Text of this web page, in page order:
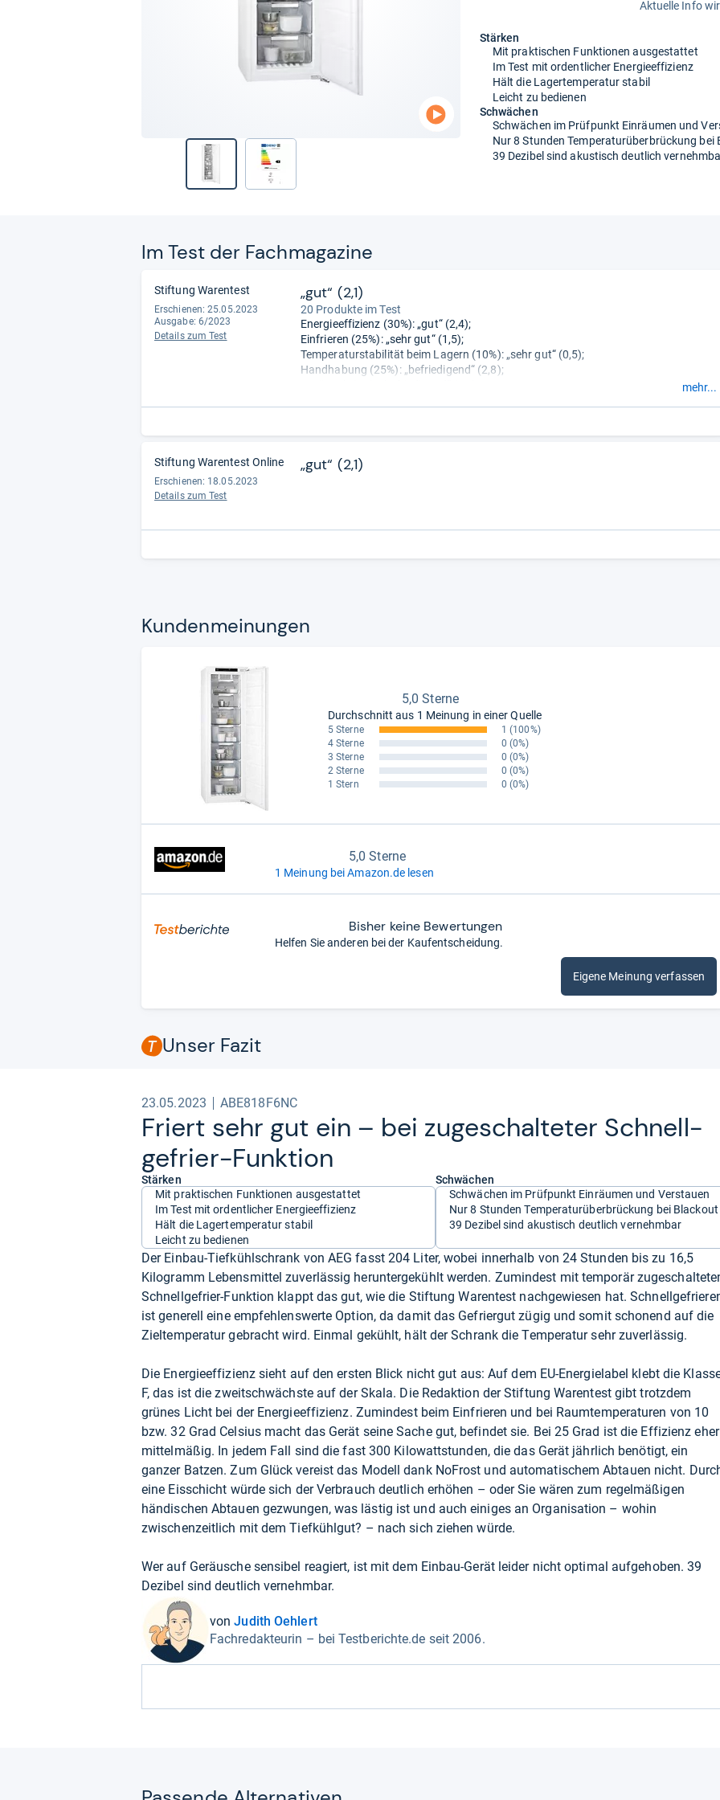
Aktuelle Info
Stärken
Mit praktischen Funktionen ausgestattet
Im Test mit ordentlicher Energieeffizienz
Hält die Lagertemperatur stabil
Leicht zu bedienen
Schwächen
Schwächen im Prüfpunkt Einräumen und
Nur 8 Stunden Temperaturüberbrückung bei
39 Dezibel sind akustisch deutlich
Im Test der Fach­ma­ga­zine
Stiftung Warentest
Erschienen: 25.05.2023
Ausgabe: 6/2023
Details zum Test
„gut“ (2,1)
20 Produkte im Test
Energieeffizienz (30%): „gut“ (2,4);
Einfrieren (25%): „sehr gut“ (1,5);
Temperaturstabilität beim Lagern (10%): „sehr gut“ (0,5);
Handhabung (25%): „befriedigend“ (2,8);
mehr...
Stiftung Warentest Online
Erschienen: 18.05.2023
Details zum Test
„gut“ (2,1)
Kun­den­mei­nun­gen
5,0 Sterne
Durchschnitt aus 1 Meinung in einer Quelle
5 Sterne 1 (100%)
4 Sterne
0 (0%)
3 Sterne
0 (0%)
2 Sterne
0 (0%)
1 Stern
0 (0%)
5,0 Sterne
1 Meinung bei Amazon.de lesen
Bisher keine Bewertungen
Helfen Sie anderen bei der Kaufentscheidung.
Eigene Meinung verfassen
Unser Fazit
23.05.2023 ABE818F6NC
Friert sehr gut ein – bei zuge­schal­te­ter Schnell­
ge­frier-​Funk­tion
Stärken
Mit praktischen Funktionen ausgestattet
Im Test mit ordentlicher Energieeffizienz
Hält die Lagertemperatur stabil
Leicht zu bedienen
Schwächen
Schwächen im Prüfpunkt Einräumen und Verstauen
Nur 8 Stunden Temperaturüberbrückung bei Blackout
39 Dezibel sind akustisch deutlich vernehmbar
Der Einbau-Tiefkühlschrank von AEG fasst 204 Liter, wobei innerhalb von 24 Stunden bis zu 16,5
Kilogramm Lebensmittel zuverlässig heruntergekühlt werden. Zumindest mit temporär
Schnellgefrier-Funktion klappt das gut, wie die Stiftung Warentest nachgewiesen hat.
ist generell eine empfehlenswerte Option, da damit das Gefriergut zügig und somit schonend auf die
Zieltemperatur gebracht wird. Einmal gekühlt, hält der Schrank die Temperatur sehr zuverlässig.
Die Energieeffizienz sieht auf den ersten Blick nicht gut aus: Auf dem EU-Energielabel klebt die
F, das ist die zweitschwächste auf der Skala. Die Redaktion der Stiftung Warentest gibt trotzdem
grünes Licht bei der Energieeffizienz. Zumindest beim Einfrieren und bei Raumtemperaturen von 10
bzw. 32 Grad Celsius macht das Gerät seine Sache gut, befindet sie. Bei 25 Grad ist die Effizienz eher
mittelmäßig. In jedem Fall sind die fast 300 Kilowattstunden, die das Gerät jährlich benötigt, ein
ganzer Batzen. Zum Glück vereist das Modell dank NoFrost und automatischem Abtauen nicht.
eine Eisschicht würde sich der Verbrauch deutlich erhöhen – oder Sie wären zum regelmäßigen
händischen Abtauen gezwungen, was lästig ist und auch einiges an Organisation – wohin
zwischenzeitlich mit dem Tiefkühlgut? – nach sich ziehen würde.
Wer auf Geräusche sensibel reagiert, ist mit dem Einbau-Gerät leider nicht optimal aufgehoben. 39
Dezibel sind deutlich vernehmbar.
vonJudith Oehlert
Fachredakteurin – bei Testberichte.de seit 2006.